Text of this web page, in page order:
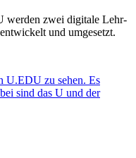
werden zwei digitale Lehr-
und umgesetzt.